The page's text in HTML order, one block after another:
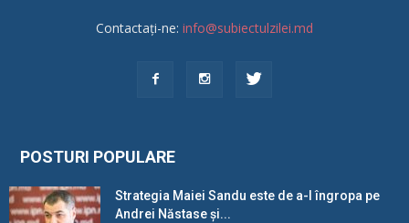
Contactați-ne: info@subiectulzilei.md
POSTURI POPULARE
Strategia Maiei Sandu este de a-l îngropa pe
Andrei Năstase și...